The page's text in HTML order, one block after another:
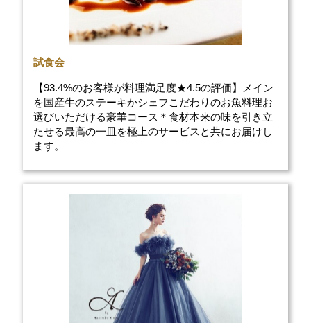
試食会
【93.4%のお客様が料理満足度★4.5の評価】メイン
を国産牛のステーキかシェフこだわりのお魚料理お
選びいただける豪華コース＊食材本来の味を引き立
たせる最高の一皿を極上のサービスと共にお届けし
ます。